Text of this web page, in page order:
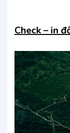
Check – in